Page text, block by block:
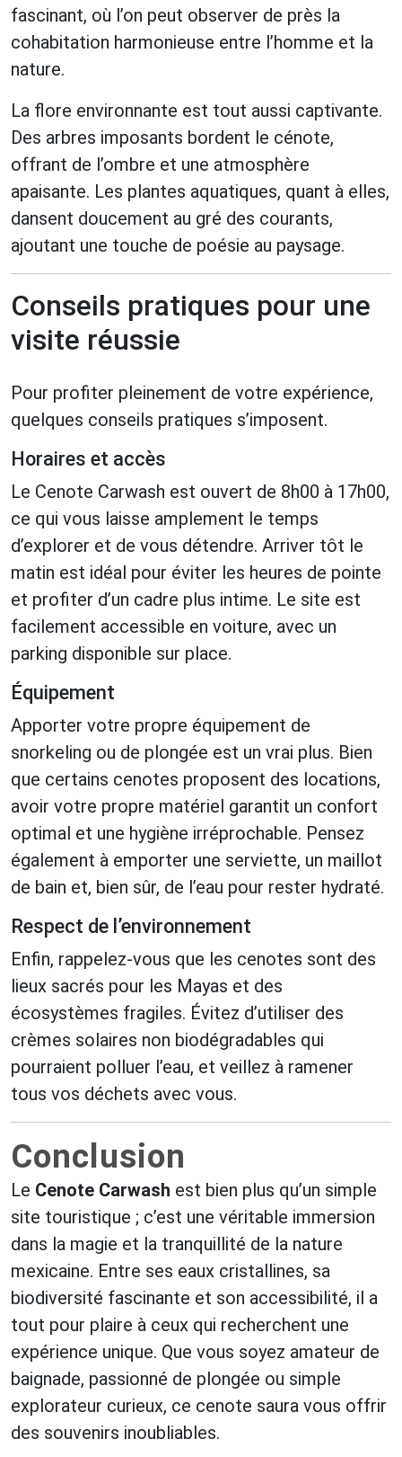
fascinant, où l’on peut observer de près la
cohabitation harmonieuse entre l’homme et la
nature.
La flore environnante est tout aussi captivante.
Des arbres imposants bordent le cénote,
offrant de l’ombre et une atmosphère
apaisante. Les plantes aquatiques, quant à elles,
dansent doucement au gré des courants,
ajoutant une touche de poésie au paysage.
Conseils pratiques pour une
visite réussie
Pour profiter pleinement de votre expérience,
quelques conseils pratiques s’imposent.
Horaires et accès
Le Cenote Carwash est ouvert de 8h00 à 17h00,
ce qui vous laisse amplement le temps
d’explorer et de vous détendre. Arriver tôt le
matin est idéal pour éviter les heures de pointe
et profiter d’un cadre plus intime. Le site est
facilement accessible en voiture, avec un
parking disponible sur place.
Équipement
Apporter votre propre équipement de
snorkeling ou de plongée est un vrai plus. Bien
que certains cenotes proposent des locations,
avoir votre propre matériel garantit un confort
optimal et une hygiène irréprochable. Pensez
également à emporter une serviette, un maillot
de bain et, bien sûr, de l’eau pour rester hydraté.
Respect de l’environnement
Enfin, rappelez-vous que les cenotes sont des
lieux sacrés pour les Mayas et des
écosystèmes fragiles. Évitez d’utiliser des
crèmes solaires non biodégradables qui
pourraient polluer l’eau, et veillez à ramener
tous vos déchets avec vous.
Conclusion
Le Cenote Carwash est bien plus qu’un simple
site touristique ; c’est une véritable immersion
dans la magie et la tranquillité de la nature
mexicaine. Entre ses eaux cristallines, sa
biodiversité fascinante et son accessibilité, il a
tout pour plaire à ceux qui recherchent une
expérience unique. Que vous soyez amateur de
baignade, passionné de plongée ou simple
explorateur curieux, ce cenote saura vous offrir
des souvenirs inoubliables.